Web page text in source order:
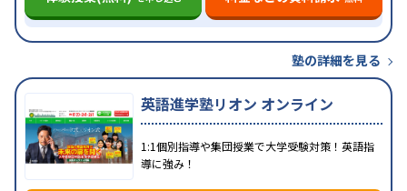
塾の詳細を見る
英語進学塾リオン オンライン
1:1個別指導や集団授業で大学受験対策！英語指
導に強み！